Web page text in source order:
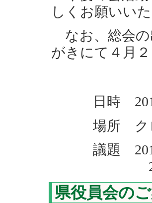
しくお願いい
なお、総会の
がきにて４月
日時
場所 クロー
議題 2017
2018年度
県役員会の